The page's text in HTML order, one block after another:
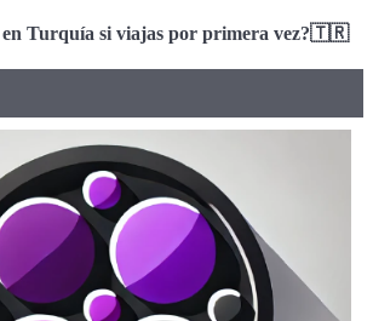
en Turquía si viajas por primera vez?🇹🇷